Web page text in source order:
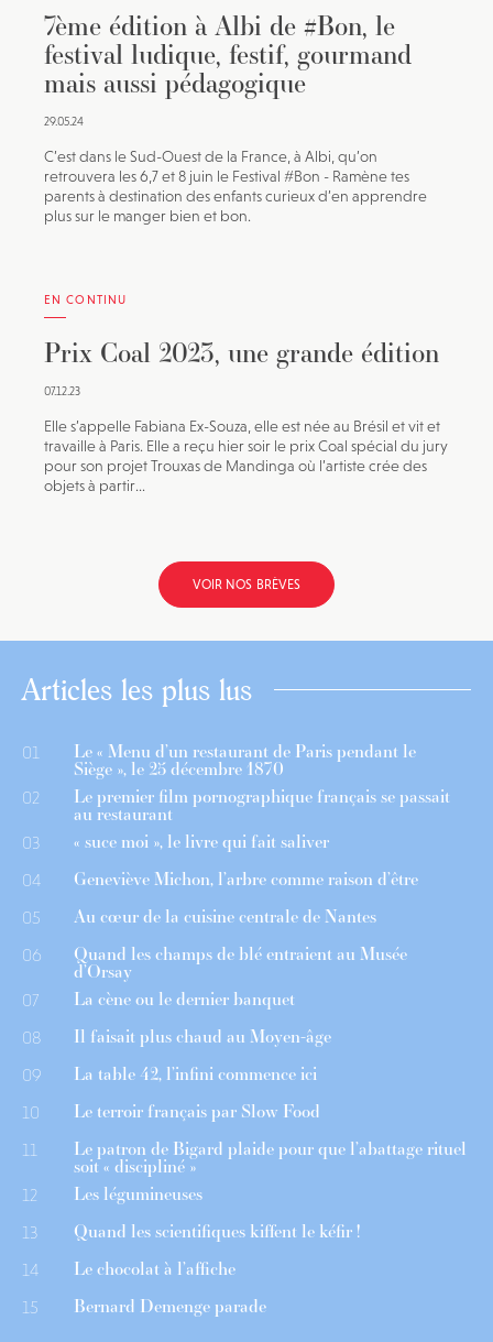
7ème édition à Albi de #Bon, le
festival ludique, festif, gourmand
mais aussi pédagogique
29.05.24
C’est dans le Sud-Ouest de la France, à Albi, qu’on
retrouvera les 6,7 et 8 juin le Festival #Bon - Ramène tes
parents à destination des enfants curieux d’en apprendre
plus sur le manger bien et bon.
EN CONTINU
Prix Coal 2023, une grande édition
07.12.23
Elle s’appelle Fabiana Ex-Souza, elle est née au Brésil et vit et
travaille à Paris. Elle a reçu hier soir le prix Coal spécial du jury
pour son projet Trouxas de Mandinga où l’artiste crée des
objets à partir...
VOIR NOS BRÈVES
Articles les plus lus
01 Le « Menu d’un restaurant de Paris pendant le
Siège », le 25 décembre 1870
02 Le premier film pornographique français se passait
au restaurant
03 « suce moi », le livre qui fait saliver
04 Geneviève Michon, l’arbre comme raison d’être
05 Au cœur de la cuisine centrale de Nantes
06 Quand les champs de blé entraient au Musée
d’Orsay
07 La cène ou le dernier banquet
08 Il faisait plus chaud au Moyen-âge
09 La table 42, l’infini commence ici
10 Le terroir français par Slow Food
11 Le patron de Bigard plaide pour que l’abattage rituel
soit « discipliné »
12 Les légumineuses
13 Quand les scientifiques kiffent le kéfir !
14 Le chocolat à l’affiche
15 Bernard Demenge parade